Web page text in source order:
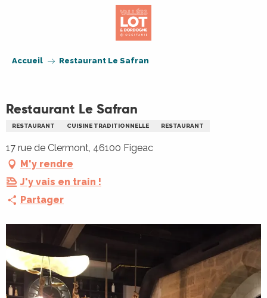
Accueil Restaurant Le Safran
Restaurant Le Safran
RESTAURANT CUISINE TRADITIONNELLE RESTAURANT
17 rue de Clermont, 46100 Figeac
M'y rendre
J'y vais en train !
Partager